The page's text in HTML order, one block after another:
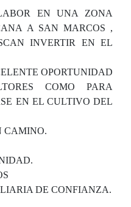
EN UNA ZONA
A SAN MARCOS ,
INVERTIR EN EL
OPORTUNIDAD
COMO PARA
EN EL CULTIVO DEL
CAMINO.
DE CONFIANZA.